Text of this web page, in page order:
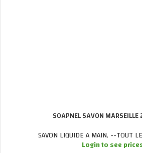
SOAPNEL SAVON
SAVON LIQUIDE A MAIN, --TOUT
Login to see